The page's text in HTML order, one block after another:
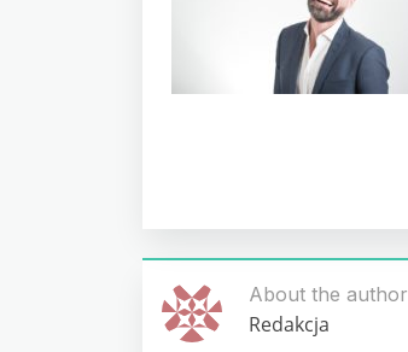
About the author
Redakcja